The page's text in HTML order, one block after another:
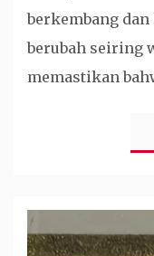
berkembang
berubah seiring
memastikan